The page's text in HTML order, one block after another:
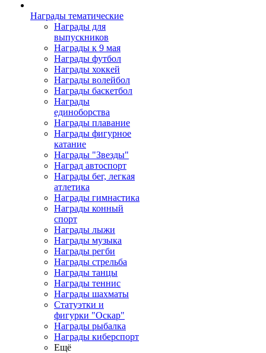
Награды тематические
Награды для
выпускников
Награды к 9 мая
Награды футбол
Награды хоккей
Награды волейбол
Награды баскетбол
Награды
единоборства
Награды плавание
Награды фигурное
катание
Награды "Звезды"
Наград автоспорт
Награды бег, легкая
атлетика
Награды гимнастика
Награды конный
спорт
Награды лыжи
Награды музыка
Награды регби
Награды стрельба
Награды танцы
Награды теннис
Награды шахматы
Статуэтки и
фигурки "Оскар"
Награды рыбалка
Награды киберспорт
Ещё